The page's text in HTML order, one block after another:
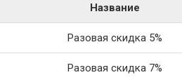
Название
Разовая скидка 5%
Разовая скидка 7%